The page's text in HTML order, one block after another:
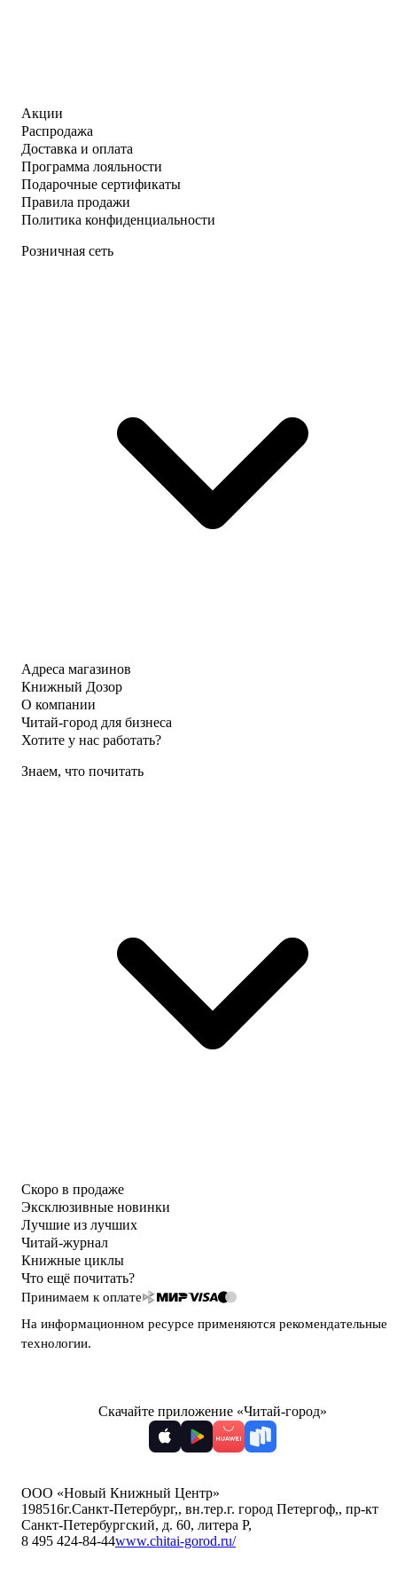
Акции
Распродажа
Доставка и оплата
Программа лояльности
Подарочные сертификаты
Правила продажи
Политика конфиденциальности
Розничная сеть
Адреса магазинов
Книжный Дозор
О компании
Читай-город для бизнеса
Хотите у нас работать?
Знаем, что почитать
Скоро в продаже
Эксклюзивные новинки
Лучшие из лучших
Читай-журнал
Книжные циклы
Что ещё почитать?
Принимаем к оплате
На информационном ресурсе применяются рекомендательные
технологии.
Скачайте приложение «Читай-город»
ООО «Новый Книжный Центр»
198516г.Санкт-Петербург,, вн.тер.г. город Петергоф,, пр-кт
Санкт-Петербургский, д. 60, литера Р,
8 495 424-84-44www.chitai-gorod.ru/